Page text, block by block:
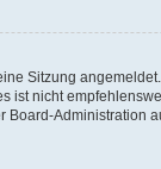
Sitzung
nicht
Board-Administration